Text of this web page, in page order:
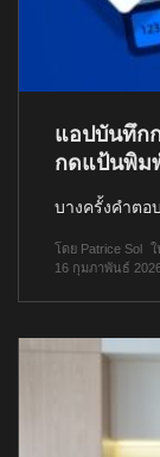
แอปบันทึก
กดแป้นพิม
บางครั้งคำตอ
โดย Patrice Sol ใ
16 กุมภาพันธ์